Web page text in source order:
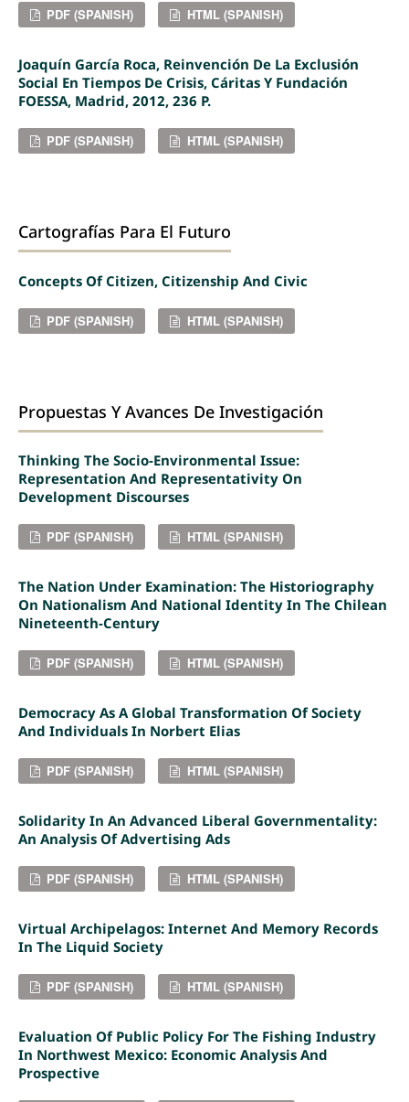
PDF (SPANISH) HTML (SPANISH)
Joaquín García Roca, Reinvención De La Exclusión
Social En Tiempos De Crisis, Cáritas Y Fundación
FOESSA, Madrid, 2012, 236 P.
PDF (SPANISH) HTML (SPANISH)
Cartografías Para El Futuro
Concepts Of Citizen, Citizenship And Civic
PDF (SPANISH) HTML (SPANISH)
Propuestas Y Avances De Investigación
Thinking The Socio-Environmental Issue:
Representation And Representativity On
Development Discourses
PDF (SPANISH) HTML (SPANISH)
The Nation Under Examination: The Historiography
On Nationalism And National Identity In The Chilean
Nineteenth-Century
PDF (SPANISH) HTML (SPANISH)
Democracy As A Global Transformation Of Society
And Individuals In Norbert Elias
PDF (SPANISH) HTML (SPANISH)
Solidarity In An Advanced Liberal Governmentality:
An Analysis Of Advertising Ads
PDF (SPANISH) HTML (SPANISH)
Virtual Archipelagos: Internet And Memory Records
In The Liquid Society
PDF (SPANISH) HTML (SPANISH)
Evaluation Of Public Policy For The Fishing Industry
In Northwest Mexico: Economic Analysis And
Prospective